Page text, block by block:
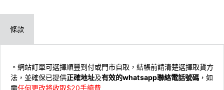
條款
。網站訂單可選擇順豐到付或門市自取，結帳前請清楚選擇取貨方
法，並確保已提供正確地址及有效的whatsapp聯絡電話號碼 ，如
需任何更改將收取$20手續費